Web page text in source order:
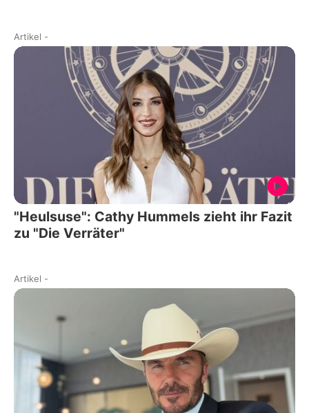
Artikel -
"Heulsuse": Cathy Hummels zieht ihr Fazit
zu "Die Verräter"
Artikel -